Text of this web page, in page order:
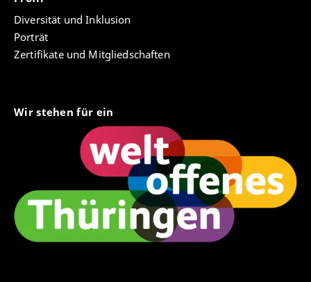
„Wissensgeschichte der Neuzeit“ Gotha, 12. Mai
2022.
Marie Nosper: „Herzog Ernst II. von Sachsen-Gotha
und Altenburg (1745 – 1804) zwischen Wissenschaft,
„Wissensgeschichte – transdisziplinär und
transepochal: Forschungsfragenworkshop 2.0“ in
Gotha, 5. Oktober 2022.
Marie Nosper: „Die Briefe von Stolberg-Roßla an
Ernst II. im Jahr 1784“, Vortrag beim Workshop „Der
Illuminatenorden. Ideale und Widersprüche”.
Workshop der Arbeitsstelle für Illuminatenforschung
am Forschungszentrum Gotha, 28. Januar 2022.
Diversität und Inklusion
Porträt
Zertifikate und Mitgliedschaften
Wir stehen für ein